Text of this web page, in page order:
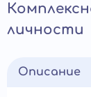
личности
Описание